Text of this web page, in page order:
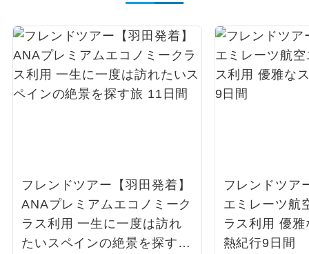
フレンドツアー【羽田発着】
ANAプレミアムエコノミーク
ラス利用 一生に一度は訪れ
たいスペインの絶景を探す旅
フレンドツア
エミレーツ航
ラス利用 優
熱紀行9日間